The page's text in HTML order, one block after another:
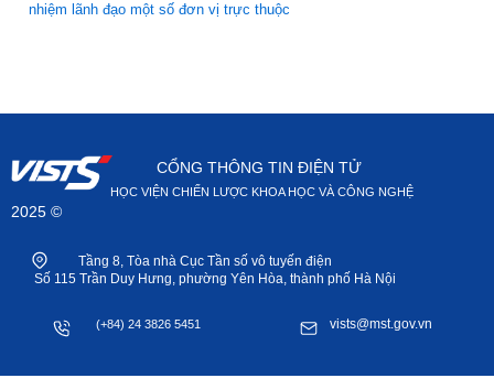
nhiệm lãnh đạo một số đơn vị trực thuộc
2025 ©
CỔNG THÔNG TIN ĐIỆN TỬ
HỌC VIỆN CHIẾN LƯỢC KHOA HỌC VÀ CÔNG NGHỆ
Tầng 8, Tòa nhà Cục Tần số vô tuyến điện
Số 115 Trần Duy Hưng, phường Yên Hòa, thành phố Hà Nội
(+84) 24 3826 5451 vists@mst.gov.vn